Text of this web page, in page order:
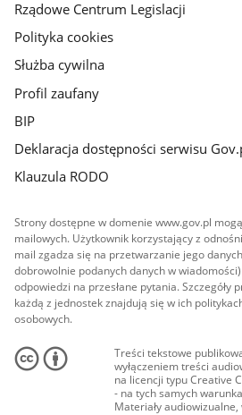
Rządowe Centrum Legislacji
Polityka cookies
Służba cywilna
Profil zaufany
BIP
Deklaracja dostępności serwisu
Klauzula RODO
Strony dostępne w domenie www.gov.pl
mailowych. Użytkownik korzystający z
mail zgadza się na przetwarzanie jego
dobrowolnie podanych danych w
odpowiedzi na przesłane pytania. Szczegóły
każdą z jednostek znajdują się w ich
osobowych.
Treści tekstowe
wyłączeniem treści
na licencji typu Creative
- na tych samych
Materiały